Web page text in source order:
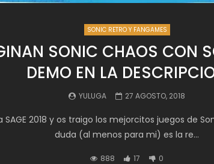
SONIC RETRO Y FANGAMES
SONIC CHAOS CON
DEMO EN LA
YULUGA 27 AGOSTO, 2018
SAGE 2018 y os traigo los mejorcitos juegos de
duda (al menos para mi) es la re...
888 17 0